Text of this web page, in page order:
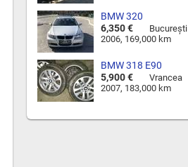
BMW 320
6,350 €
Bucureşti
2006, 169,000 km
BMW 318 E90
5,900 €
Vrancea
2007, 183,000 km